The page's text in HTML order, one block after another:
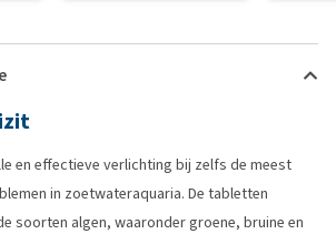
en effectieve verlichting bij zelfs de meest
in zoetwateraquaria. De tabletten
soorten algen, waaronder groene, bruine en